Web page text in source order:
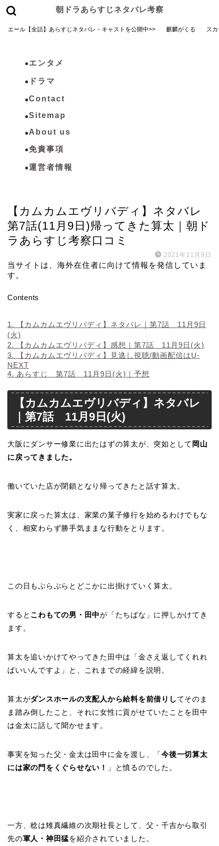
朝ドラあらすじネタバレ考察
エール【全話】あらすじネタバレ・キャストを公開中>> 麒麟がくる ス
エンタメ
ドラマ
Contact
Sitemap
About us
免責事項
運営者情報
【カムカムエヴリバディ】ネタバレ
第7話(11月9日)帰ってきた算太｜朝ド
ラあらすじ考察口コミ
2021年11月9日
当サイトは、海外在住者に向けて情報を発信していま
す。
Contents
1.
【カムカムエヴリバディ】ネタバレ｜第7話 11月9日
(火)
2.
【カムカムエヴリバディ】感想｜第7話 11月9日(火)
3.
【カムカムエヴリバディ】見逃し視聴/動画配信はU-
NEXT
4. あらすじ 第7話 11月9日(火)｜予想
【カムカムエヴリバディ】ネタバレ
｜第7話 11月9日(火)
大阪にダンサー修業に出たはずの算太が、突如として 岡山
に戻ってきました。
働いていた店が閉鎖となり帰ってきたと話す算太。
実家に戻った算太は、家業の菓子修行を始めるわけでもな
く、相変わらず勝手気ままな行動をとります。
この日もぶらぶらとどこかに出掛けていく算太。
すると こわもての男・田中が「たちばな」に押しかけてき
ます。
算太を追いかけてやってきた田中は「金さえ返してくれれ
ばいいんですよ」と、これまでの経緯を説明。
算太がダンスホールの支配人から給料を前借りしてそのま
ま踏み倒したこと、それに女性に貢がせていたことを田中
は金太に話して聞かせます。
事実を知った父・金太は田中に金を渡し、「今後一切算太
には家の門をくぐらせない！
」と憤るのでした。
一方、稔は雉真繊維の次期社長として、父・千吉から取引
先の軍人・神田猛を紹介されていました。